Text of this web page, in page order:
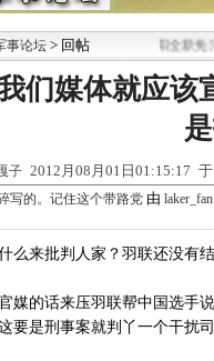
事论坛 > 回帖 九阳全新免清
们媒体就应该
子 2012月08月01日01:15:17
写的。记住这个带路党 由 laker_fan
么来批判人家？羽联还没有
媒的话来压羽联帮中国选手
要是刑事案就判丫一个干扰司